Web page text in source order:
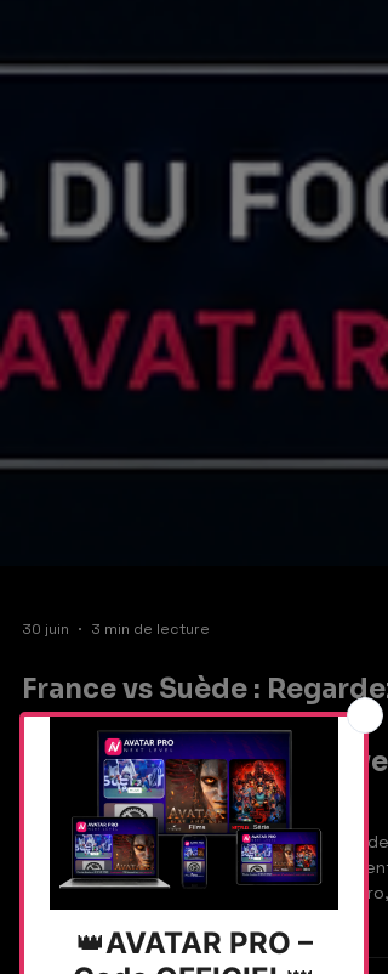
30 juin 3 min de lecture
France vs Suède : Regardez
le match de la Coupe du
Monde 2026 en direct avec
Avatar Pro IPTV
Ne manquez pas le choc France vs Suède de
regarder le match en direct avec Avatar Pro,